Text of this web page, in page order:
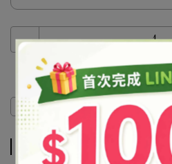
商品介紹
商品介紹